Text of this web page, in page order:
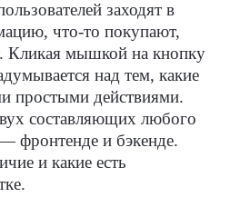
заходят в
что-то покупают,
Кликая мышкой на кнопку
над тем, какие
простыми действиями.
составляющих любого
— фронтенде и бэкенде.
и какие есть